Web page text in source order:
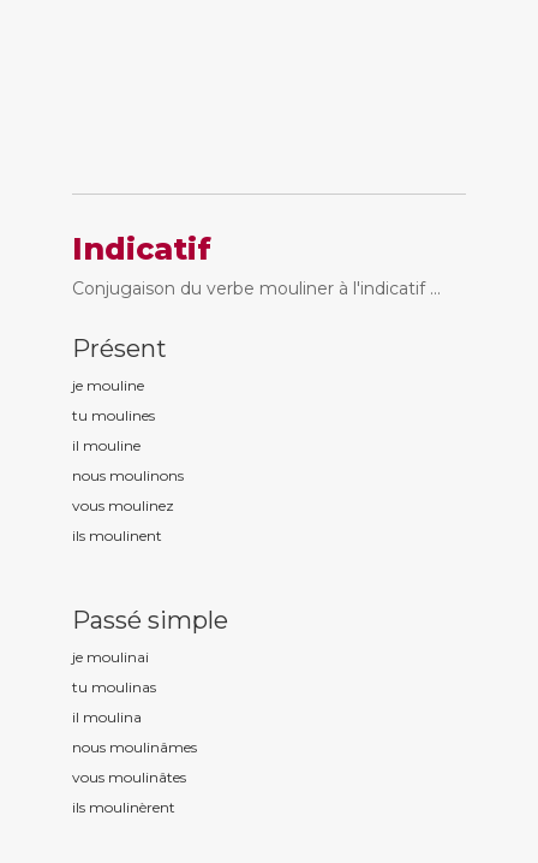
Indicatif
Conjugaison du verbe mouliner à l'indicatif ...
Présent
je mouline
tu moulines
il mouline
nous moulinons
vous moulinez
ils moulinent
Passé simple
je moulinai
tu moulinas
il moulina
nous moulinâmes
vous moulinâtes
ils moulinèrent